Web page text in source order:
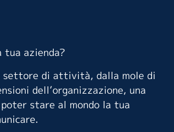
tua azienda?
settore di attività, dalla mole di
dell’organizzazione, una
stare al mondo la tua